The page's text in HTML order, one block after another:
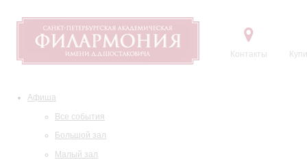
Контакты
Афиша
Все события
Большой зал
Малый зал